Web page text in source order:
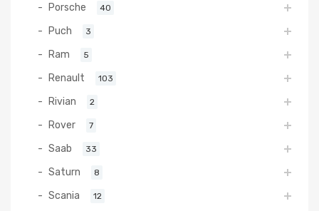
Porsche 40
Puch 3
Ram 5
Renault 103
Rivian 2
Rover 7
Saab 33
Saturn 8
Scania 12